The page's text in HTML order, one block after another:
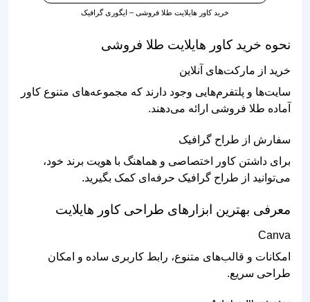
خرید کاور هایلایت طلا فروشی – ایگوری گرافیک
نحوه خرید کاور هایلایت طلا فروشی
خرید از مارکت‌های آنلاین
سایت‌ها و پلتفرم‌هایی وجود دارند که مجموعه‌های متنوع کاور
آماده طلا فروشی ارائه می‌دهند.
سفارش از طراح گرافیک
برای داشتن کاور اختصاصی و هماهنگ با هویت برند خود،
می‌توانید از طراح گرافیک حرفه‌ای کمک بگیرید.
معرفی بهترین ابزارهای طراحی کاور هایلایت
Canva
امکانات و قالب‌های متنوع، رابط کاربری ساده و امکان
طراحی سریع.